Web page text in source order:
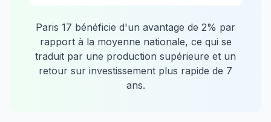
Paris 17 bénéficie d'un avantage de 2% par
rapport à la moyenne nationale, ce qui se
traduit par une production supérieure et un
retour sur investissement plus rapide de 7
ans.